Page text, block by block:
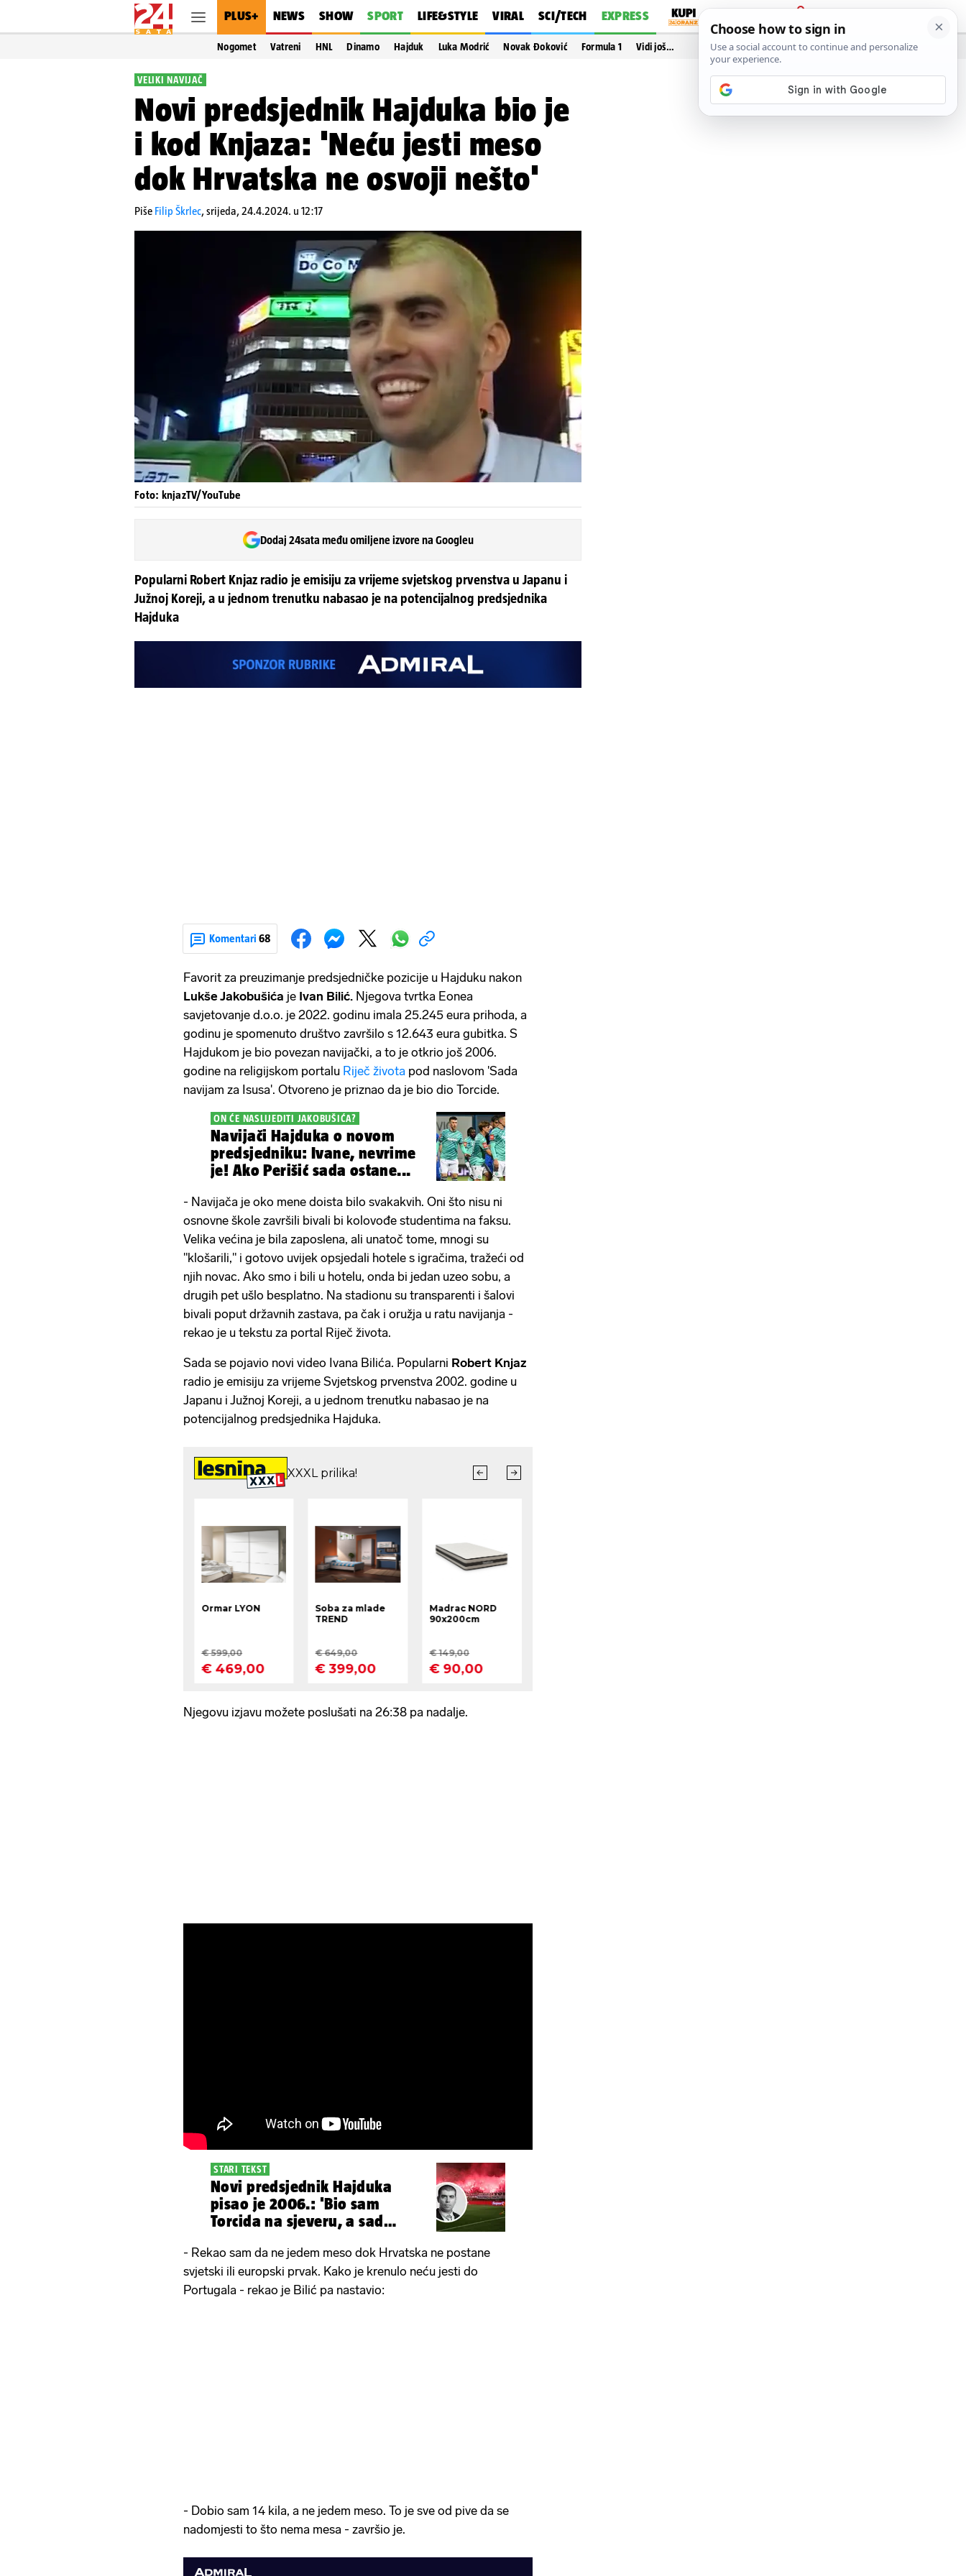
PLUS+ NEWS SHOW SPORT LIFE&STYLE VIRAL SCI/TECH EXPRESS
PRIJAVA
Nogomet Vatreni HNL Dinamo Hajduk Luka Modrić Novak Đoković Formula 1 Vidi još…
VELIKI NAVIJAČ
Novi predsjednik Hajduka bio je
i kod Knjaza: 'Neću jesti meso
dok Hrvatska ne osvoji nešto'
Piše Filip Škrlec,srijeda, 24.4.2024. u 12:17
Foto: knjazTV/YouTube
Dodaj 24sata među omiljene izvore na Googleu
Popularni Robert Knjaz radio je emisiju za vrijeme svjetskog prvenstva u Japanu i
Južnoj Koreji, a u jednom trenutku nabasao je na potencijalnog predsjednika
Hajduka
Komentari 68
Favorit za preuzimanje predsjedničke pozicije u Hajduku nakon
Lukše Jakobušića je Ivan Bilić. Njegova tvrtka Eonea
savjetovanje d.o.o. je 2022. godinu imala 25.245 eura prihoda, a
godinu je spomenuto društvo završilo s 12.643 eura gubitka. S
Hajdukom je bio povezan navijački, a to je otkrio još 2006.
godine na religijskom portalu Riječ života pod naslovom 'Sada
navijam za Isusa'. Otvoreno je priznao da je bio dio Torcide.
ON ĆE NASLIJEDITI JAKOBUŠIĆA?
Navijači Hajduka o novom
predsjedniku: Ivane, nevrime
je! Ako Perišić sada ostane...
- Navijača je oko mene doista bilo svakakvih. Oni što nisu ni
osnovne škole završili bivali bi kolovođe studentima na faksu.
Velika većina je bila zaposlena, ali unatoč tome, mnogi su
"klošarili," i gotovo uvijek opsjedali hotele s igračima, tražeći od
njih novac. Ako smo i bili u hotelu, onda bi jedan uzeo sobu, a
drugih pet ušlo besplatno. Na stadionu su transparenti i šalovi
bivali poput državnih zastava, pa čak i oružja u ratu navijanja -
rekao je u tekstu za portal Riječ života.
Sada se pojavio novi video Ivana Bilića. Popularni Robert Knjaz
radio je emisiju za vrijeme Svjetskog prvenstva 2002. godine u
Japanu i Južnoj Koreji, a u jednom trenutku nabasao je na
potencijalnog predsjednika Hajduka.
Njegovu izjavu možete poslušati na 26:38 pa nadalje.
STARI TEKST
Novi predsjednik Hajduka
pisao je 2006.: 'Bio sam
Torcida na sjeveru, a sad
- Rekao sam da ne jedem meso dok Hrvatska ne postane
svjetski ili europski prvak. Kako je krenulo neću jesti do
Portugala - rekao je Bilić pa nastavio:
- Dobio sam 14 kila, a ne jedem meso. To je sve od pive da se
nadomjesti to što nema mesa - završio je.